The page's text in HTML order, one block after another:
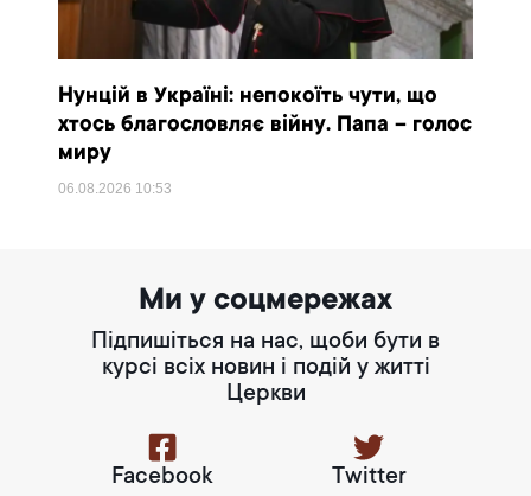
Нунцій в Україні: непокоїть чути, що
хтось благословляє війну. Папа – голос
миру
06.08.2026 10:53
Ми у соцмережах
Підпишіться на нас, щоби бути в
курсі всіх новин і подій у житті
Церкви
Facebook Twitter